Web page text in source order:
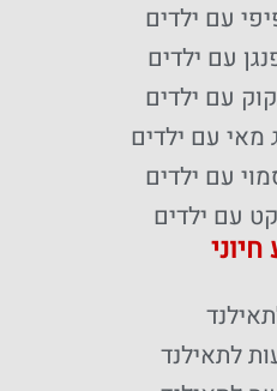
עם ילדים
עם ילדים
עם ילדים
מאי עם ילדים
עם ילדים
עם ילדים
לתאילנד